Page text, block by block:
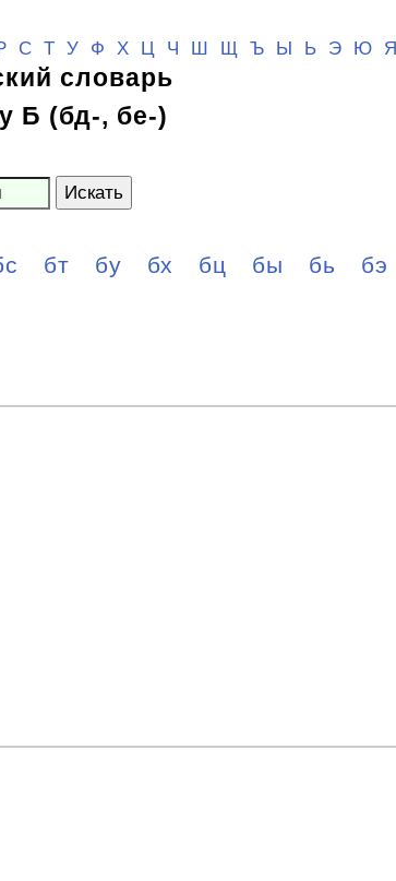
С Т У Ф Х Ц Ч Ш Щ Ъ Ы Ь Э Ю Я
словарь
Б (бд-, бе-)
Искать
бт бу бх бц бы бь бэ